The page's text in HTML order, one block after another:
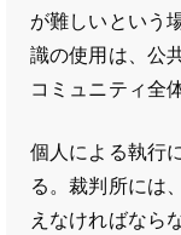
が難しいという
識の使用は、公
コミュニティ全
個人による執行
る。裁判所には
えなければなら